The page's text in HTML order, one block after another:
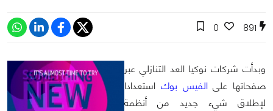
891
0
وبدأت شركات نوكيا العد التنازلي عبر
صفحاتها علىالفيس بوك استعدادا
لإطلاق شيء جديد من أنظمة